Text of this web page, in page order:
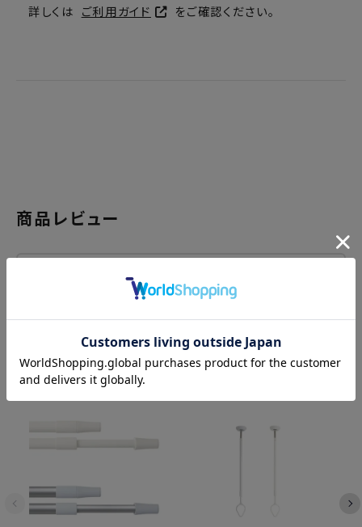
詳しくは ご利用ガイド をご確認ください。
商品レビュー
関連商品